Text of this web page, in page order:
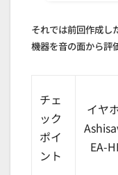
それでは前回作成し
機器を音の面から評
チェ
ック
ポイ
ント
イヤ
EA-